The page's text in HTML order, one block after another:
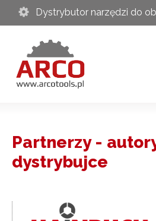
Dystrybutor narzędzi do
Partnerzy -
dystrybujce